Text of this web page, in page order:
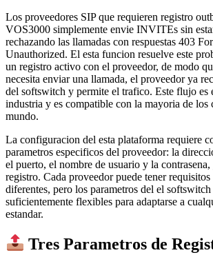
Los proveedores SIP que requieren registro
VOS3000 simplemente envie INVITEs sin
rechazando las llamadas con respuestas 403
Unauthorized. El esta funcion resuelve este
un registro activo con el proveedor, de modo
necesita enviar una llamada, el proveedor ya
del softswitch y permite el trafico. Este flujo es
industria y es compatible con la mayoria de los
mundo.
La configuracion del esta plataforma requiere
parametros especificos del proveedor: la
el puerto, el nombre de usuario y la
registro. Cada proveedor puede tener
diferentes, pero los parametros del el
suficientemente flexibles para adaptarse a
estandar.
Tres Parametros de